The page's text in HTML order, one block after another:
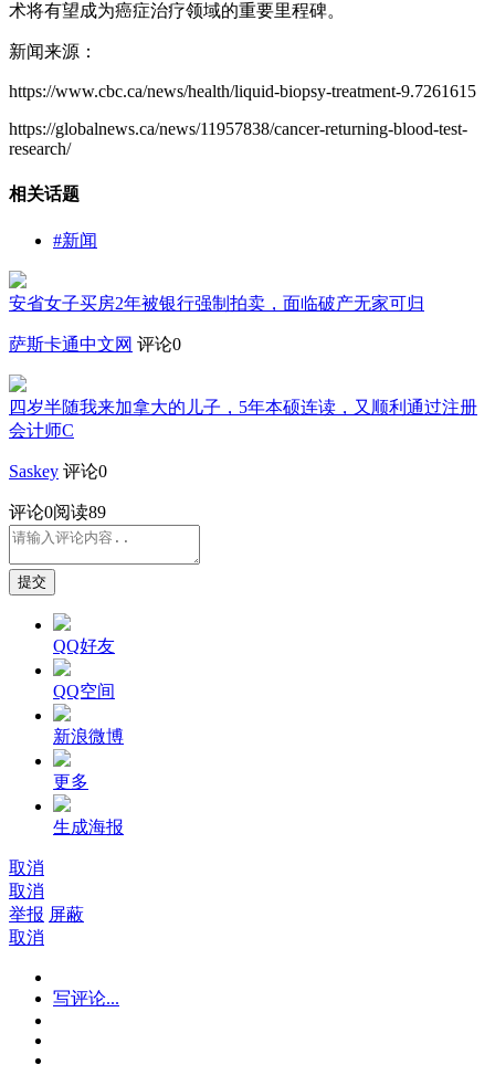
术将有望成为癌症治疗领域的重要里程碑。
新闻来源：
https://www.cbc.ca/news/health/liquid-biopsy-treatment-9.7261615
https://globalnews.ca/news/11957838/cancer-returning-blood-test-
research/
相关话题
#新闻
安省女子买房2年被银行强制拍卖，面临破产无家可归
萨斯卡通中文网 评论0
四岁半随我来加拿大的儿子，5年本硕连读，又顺利通过注册
会计师C
Saskey 评论0
评论0阅读89
提交
QQ好友
QQ空间
新浪微博
更多
生成海报
取消
取消
举报 屏蔽
取消
写评论...